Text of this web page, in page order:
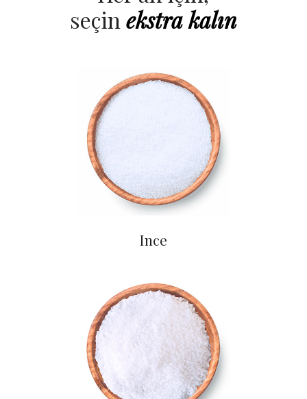
seçin
ince
kalın
Ince